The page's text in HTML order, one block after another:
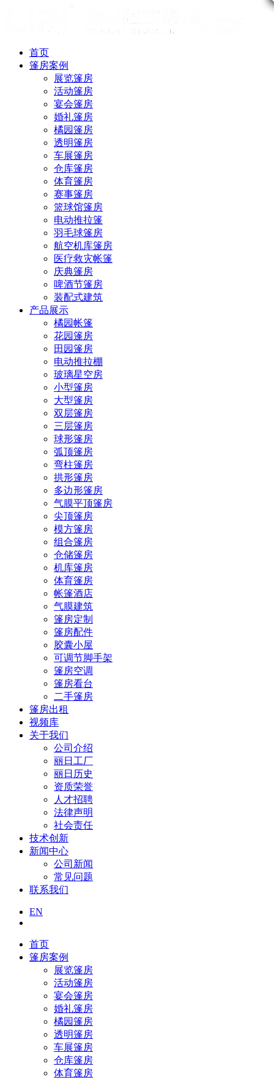
首页
篷房案例
展览篷房
活动篷房
宴会篷房
婚礼篷房
橘园篷房
透明篷房
车展篷房
仓库篷房
体育篷房
赛事篷房
篮球馆篷房
电动推拉篷
羽毛球篷房
航空机库篷房
医疗救灾帐篷
庆典篷房
啤酒节篷房
装配式建筑
产品展示
橘园帐篷
花园篷房
田园篷房
电动推拉棚
玻璃星空房
小型篷房
大型篷房
双层篷房
三层篷房
球形篷房
弧顶篷房
弯柱篷房
拱形篷房
多边形篷房
气膜平顶篷房
尖顶篷房
模方篷房
组合篷房
仓储篷房
机库篷房
体育篷房
帐篷酒店
气膜建筑
篷房定制
篷房配件
胶囊小屋
可调节脚手架
篷房空调
篷房看台
二手篷房
篷房出租
视频库
关于我们
公司介绍
丽日工厂
丽日历史
资质荣誉
人才招聘
法律声明
社会责任
技术创新
新闻中心
公司新闻
常见问题
联系我们
EN
首页
篷房案例
展览篷房
活动篷房
宴会篷房
婚礼篷房
橘园篷房
透明篷房
车展篷房
仓库篷房
体育篷房